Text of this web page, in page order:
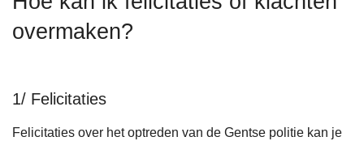
overmaken?
1/ Felicitaties
Felicitaties over het optreden van de Gentse politie kan je